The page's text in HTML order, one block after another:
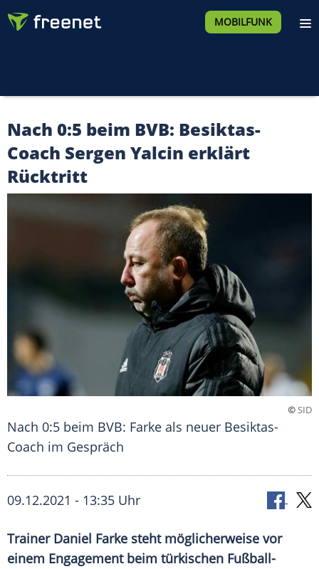
MOBILFUNK
Nach 0:5 beim BVB: Besiktas-
Coach Sergen Yalcin erklärt
Rücktritt
©SID
Nach 0:5 beim BVB: Farke als neuer Besiktas-
Coach im Gespräch
09.12.2021 - 13:35 Uhr
Trainer Daniel Farke steht möglicherweise vor
einem Engagement beim türkischen Fußball-